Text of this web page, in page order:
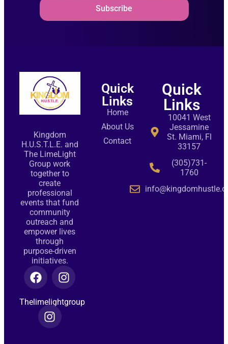
Subscribe
Kingdom
H.U.S.T.L.E. and
The LimeLight
Group work
together to
create
professional
events that fund
community
outreach and
empower lives
through
purpose-driven
initiatives.
Thelimelightgroup
Quick
Links
Home
About Us
Contact
Quick
Links
10041 West
Jessamine
St. Miami, Fl
33157
(305)731-
1760